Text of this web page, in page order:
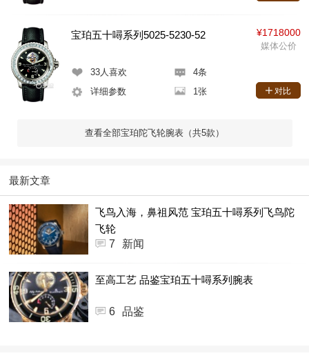
宝珀五十噚系列5025-5230-52
33人喜欢
4条
详细参数
1张
¥1718000
媒体公价
对比
查看全部宝珀陀飞轮腕表（共5款）
最新文章
飞鸟入海，鼻祖风范 宝珀五十噚系列飞鸟陀
飞轮
7
新闻
至高工艺 品鉴宝珀五十噚系列腕表
6 品鉴